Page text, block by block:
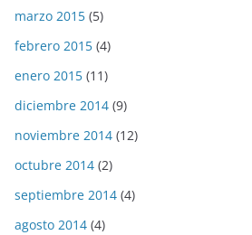
marzo 2015 (5)
febrero 2015 (4)
enero 2015 (11)
diciembre 2014 (9)
noviembre 2014 (12)
octubre 2014 (2)
septiembre 2014 (4)
agosto 2014 (4)